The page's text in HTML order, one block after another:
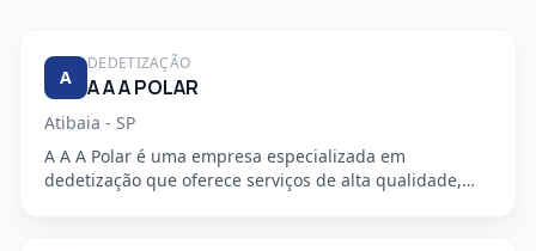
A
DEDETIZAÇÃO
A A A POLAR
Atibaia - SP
A A A Polar é uma empresa especializada em
dedetização que oferece serviços de alta qualidade,